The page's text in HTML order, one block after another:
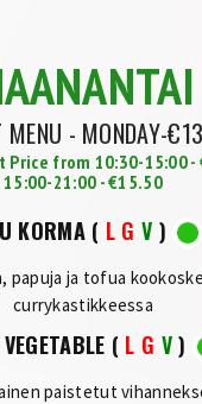
MENU - MONDAY-
Price from 10:30-15:00 -
15:00-21:00 - €15.50
KORMA( L G V )
papuja ja tofua
currykastikkeessa
( L G V)
paistetut